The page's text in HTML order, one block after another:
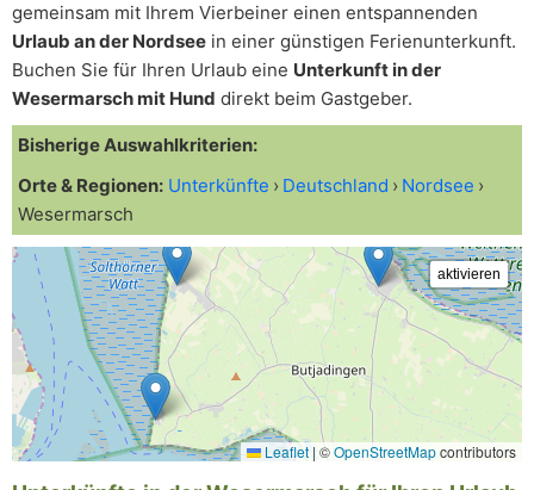
gemeinsam mit Ihrem Vierbeiner einen entspannenden
Urlaub an der Nordsee in einer günstigen Ferienunterkunft.
Buchen Sie für Ihren Urlaub eine Unterkunft in der
Wesermarsch mit Hund direkt beim Gastgeber.
Bisherige Auswahlkriterien:
Orte & Regionen: Unterkünfte Deutschland
Nordsee
Wesermarsch
Leaflet | ©OpenStreetMapcontributors